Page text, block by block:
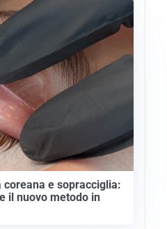
e sopracciglia:
il nuovo metodo in